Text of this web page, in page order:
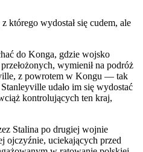
którego wydostał się cudem, ale
do Konga, gdzie wojsko
wymienił na podróż
z powrotem w Kongu — tak
udało im się wydostać
kontrolujących ten kraj,
Stalina po drugiej wojnie
ojczyźnie, uciekających przed